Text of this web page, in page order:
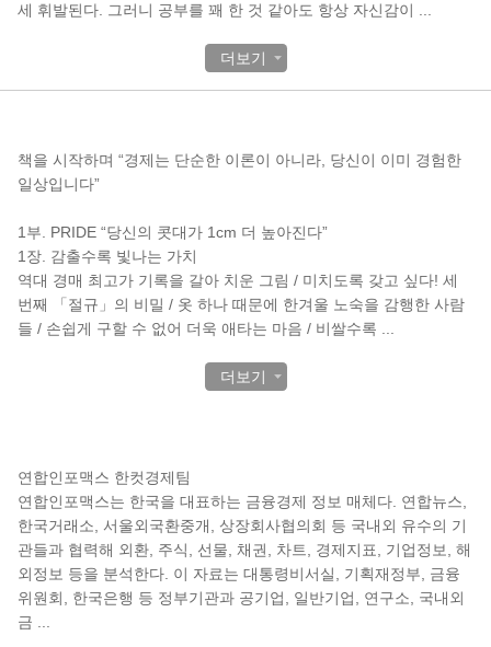
세 휘발된다. 그러니 공부를 꽤 한 것 같아도 항상 자신감이
더보기
책을 시작하며 “경제는 단순한 이론이 아니라, 당신이 이미 경험한
일상입니다”
1부. PRIDE “당신의 콧대가 1cm 더 높아진다”
1장. 감출수록 빛나는 가치
역대 경매 최고가 기록을 갈아 치운 그림 / 미치도록 갖고 싶다! 세
번째 「절규」의 비밀 / 옷 하나 때문에 한겨울 노숙을 감행한 사람
들 / 손쉽게 구할 수 없어 더욱 애타는 마음 / 비쌀수록
더보기
연합인포맥스 한컷경제팀
연합인포맥스는 한국을 대표하는 금융경제 정보 매체다. 연합뉴스,
한국거래소, 서울외국환중개, 상장회사협의회 등 국내외 유수의 기
관들과 협력해 외환, 주식, 선물, 채권, 차트, 경제지표, 기업정보, 해
외정보 등을 분석한다. 이 자료는 대통령비서실, 기획재정부, 금융
위원회, 한국은행 등 정부기관과 공기업, 일반기업, 연구소, 국내외
금